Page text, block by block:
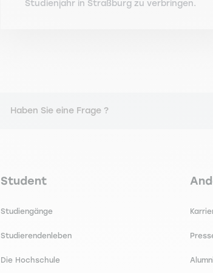
Studienjahr in Straßburg zu verbringen.
Haben Sie eine Frage ?
Navigation principale footer
Student
Studiengänge
Studierendenleben
Die Hochschule Alumni